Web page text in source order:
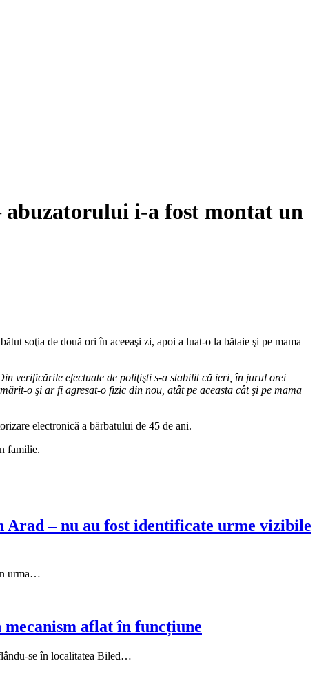
abuzatorului i-a fost montat un
soţia de două ori în aceeaşi zi, apoi a luat-o la bătaie şi pe mama
verificările efectuate de poliţişti s-a stabilit că ieri, în jurul orei
o şi ar fi agresat-o fizic din nou, atât pe aceasta cât şi pe mama
electronică a bărbatului de 45 de ani.
familie.
Arad – nu au fost identificate urme vizibile
urma…
aflat în funcțiune
se în localitatea Biled…